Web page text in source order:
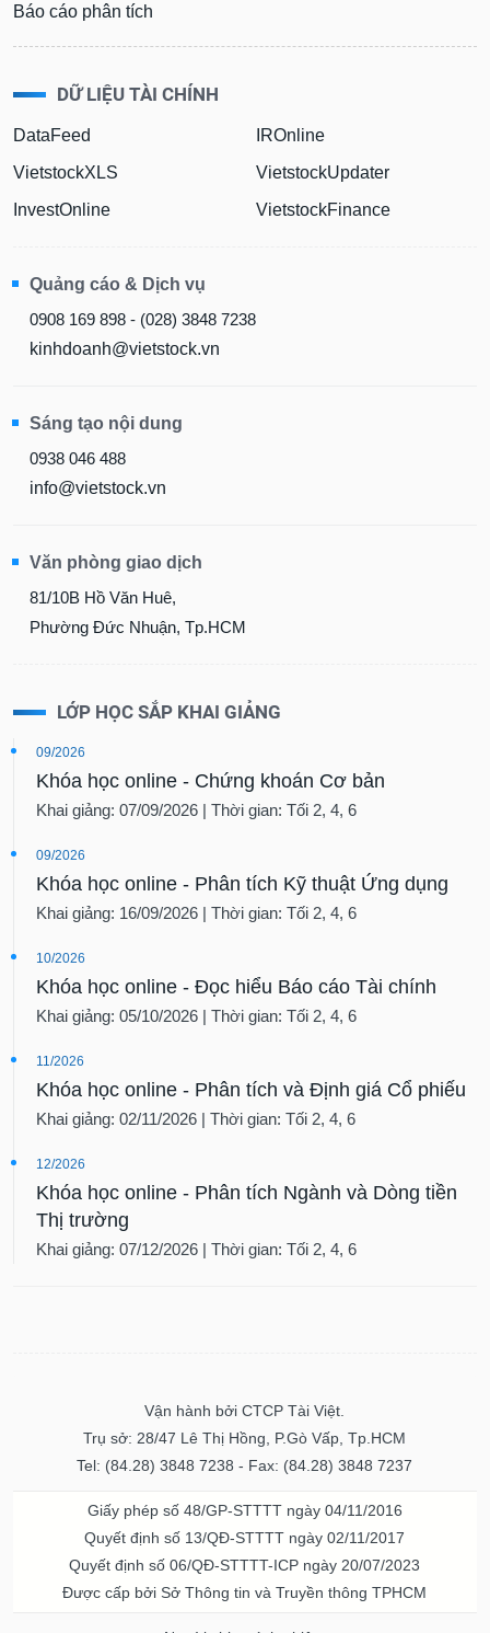
Báo cáo phân tích
DỮ LIỆU TÀI CHÍNH
DataFeed
VietstockXLS
InvestOnline
IROnline
VietstockUpdater
VietstockFinance
Quảng cáo & Dịch vụ
0908 169 898 - (028) 3848 7238
kinhdoanh@vietstock.vn
Sáng tạo nội dung
0938 046 488
info@vietstock.vn
Văn phòng giao dịch
81/10B Hồ Văn Huê,
Phường Đức Nhuận, Tp.HCM
LỚP HỌC SẮP KHAI GIẢNG
09/2026
Khóa học online - Chứng khoán Cơ bản
Khai giảng: 07/09/2026 | Thời gian: Tối 2, 4, 6
09/2026
Khóa học online - Phân tích Kỹ thuật Ứng dụng
Khai giảng: 16/09/2026 | Thời gian: Tối 2, 4, 6
10/2026
Khóa học online - Đọc hiểu Báo cáo Tài chính
Khai giảng: 05/10/2026 | Thời gian: Tối 2, 4, 6
11/2026
Khóa học online - Phân tích và Định giá Cổ phiếu
Khai giảng: 02/11/2026 | Thời gian: Tối 2, 4, 6
12/2026
Khóa học online - Phân tích Ngành và Dòng tiền
Thị trường
Khai giảng: 07/12/2026 | Thời gian: Tối 2, 4, 6
Vận hành bởi CTCP Tài Việt.
Trụ sở: 28/47 Lê Thị Hồng, P.Gò Vấp, Tp.HCM
Tel: (84.28) 3848 7238 - Fax: (84.28) 3848 7237
Giấy phép số 48/GP-STTTT ngày 04/11/2016
Quyết định số 13/QĐ-STTTT ngày 02/11/2017
Quyết định số 06/QĐ-STTTT-ICP ngày 20/07/2023
Được cấp bởi Sở Thông tin và Truyền thông TPHCM